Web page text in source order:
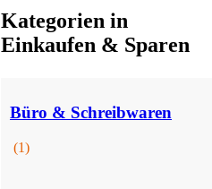
Kategorien in
Einkaufen & Sparen
Büro & Schreibwaren
(1)